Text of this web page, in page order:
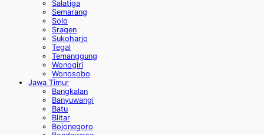
Salatiga
Semarang
Solo
Sragen
Sukoharjo
Tegal
Temanggung
Wonogiri
Wonosobo
Jawa Timur
Bangkalan
Banyuwangi
Batu
Blitar
Bojonegoro